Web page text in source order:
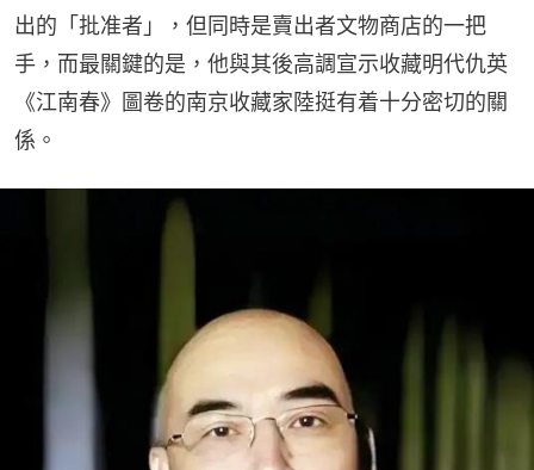
出的「批准者」，但同時是賣出者文物商店的一把
手，而最關鍵的是，他與其後高調宣示收藏明代仇英
《江南春》圖卷的南京收藏家陸挺有着十分密切的關
係。